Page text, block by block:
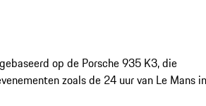
op de Porsche 935 K3, die
zoals de 24 uur van Le Mans in